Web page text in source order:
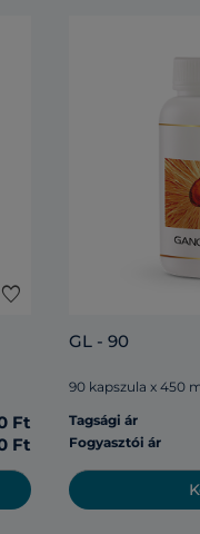
favorite
Ft
Ft
GL - 90
90 kapszula x 450
Tagsági ár
Fogyasztói ár